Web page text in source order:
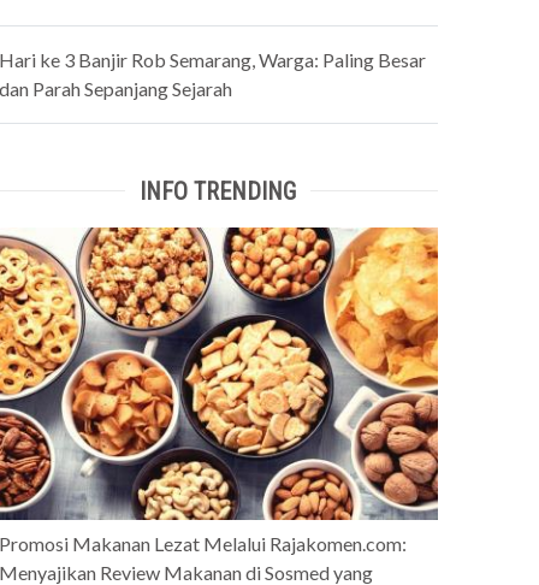
ke 3 Banjir Rob Semarang, Warga: Paling Besar
Parah Sepanjang Sejarah
INFO TRENDING
Makanan Lezat Melalui Rajakomen.com:
Review Makanan di Sosmed yang